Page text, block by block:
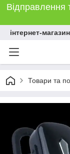
Відправлення
інтернет-
Товари та